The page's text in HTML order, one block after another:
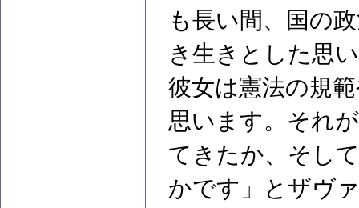
も長い間、国の
き生きとした思
彼女は憲法の規
思います。それ
てきたか、そし
かです」とザヴ